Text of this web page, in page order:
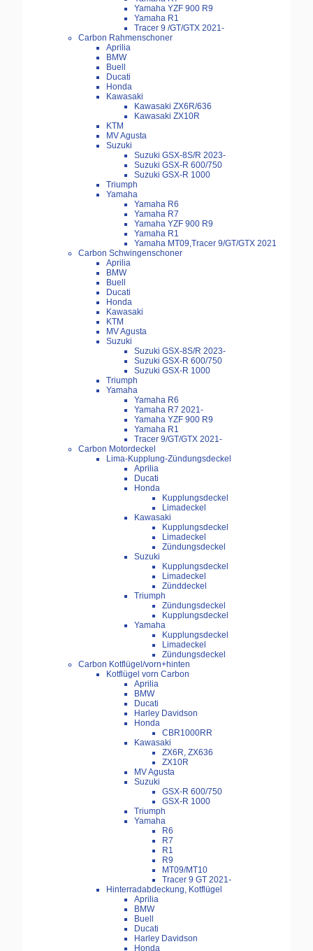
Yamaha YZF 900 R9
Yamaha R1
Tracer 9 /GT/GTX 2021-
Carbon Rahmenschoner
Aprilia
BMW
Buell
Ducati
Honda
Kawasaki
Kawasaki ZX6R/636
Kawasaki ZX10R
KTM
MV Agusta
Suzuki
Suzuki GSX-8S/R 2023-
Suzuki GSX-R 600/750
Suzuki GSX-R 1000
Triumph
Yamaha
Yamaha R6
Yamaha R7
Yamaha YZF 900 R9
Yamaha R1
Yamaha MT09,Tracer 9/GT/GTX 2021
Carbon Schwingenschoner
Aprilia
BMW
Buell
Ducati
Honda
Kawasaki
KTM
MV Agusta
Suzuki
Suzuki GSX-8S/R 2023-
Suzuki GSX-R 600/750
Suzuki GSX-R 1000
Triumph
Yamaha
Yamaha R6
Yamaha R7 2021-
Yamaha YZF 900 R9
Yamaha R1
Tracer 9/GT/GTX 2021-
Carbon Motordeckel
Lima-Kupplung-Zündungsdeckel
Aprilia
Ducati
Honda
Kupplungsdeckel
Limadeckel
Kawasaki
Kupplungsdeckel
Limadeckel
Zündungsdeckel
Suzuki
Kupplungsdeckel
Limadeckel
Zünddeckel
Triumph
Zündungsdeckel
Kupplungsdeckel
Yamaha
Kupplungsdeckel
Limadeckel
Zündungsdeckel
Carbon Kotflügel/vorn+hinten
Kotflügel vorn Carbon
Aprilia
BMW
Ducati
Harley Davidson
Honda
CBR1000RR
Kawasaki
ZX6R, ZX636
ZX10R
MV Agusta
Suzuki
GSX-R 600/750
GSX-R 1000
Triumph
Yamaha
R6
R7
R1
R9
MT09/MT10
Tracer 9 GT 2021-
Hinterradabdeckung, Kotflügel
Aprilia
BMW
Buell
Ducati
Harley Davidson
Honda